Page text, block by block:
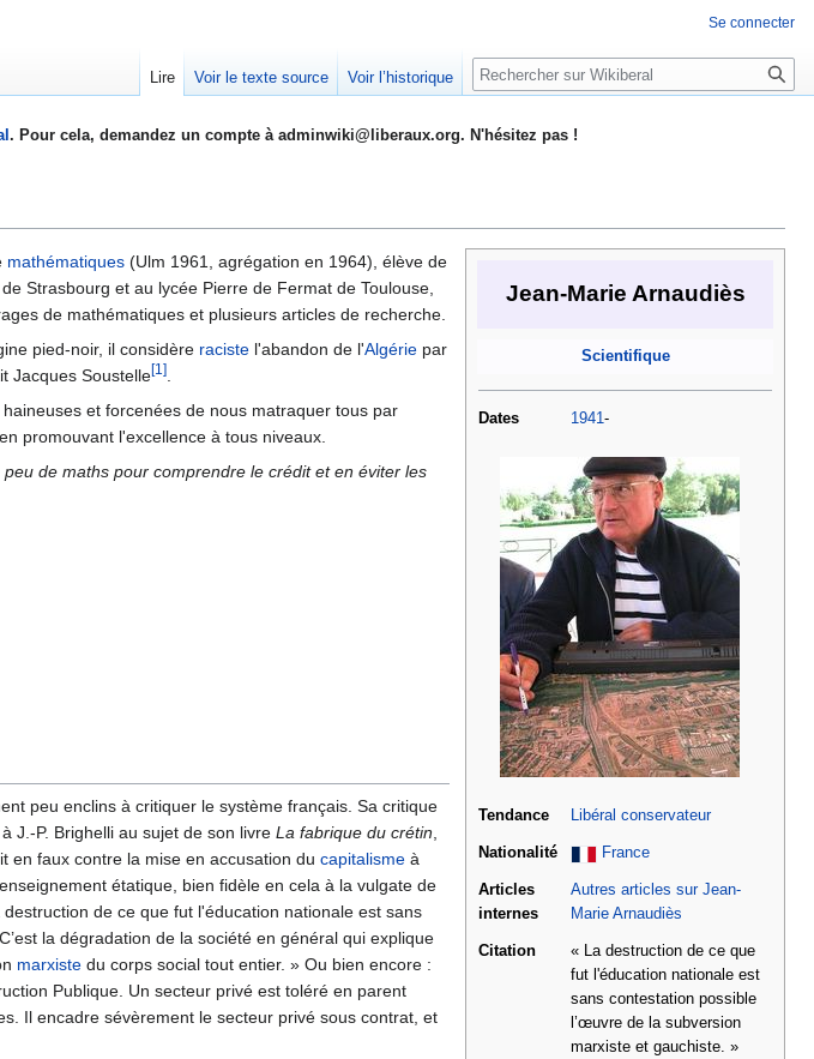
. Pour cela, demandez un compte à adminwiki@liberaux.org. N'hésitez pas !
Jean-Marie Arnaudiès
Scientifique
Dates 1941-
Tendance Libéral conservateur
Nationalité France
Articles
internes
Autres articles sur Jean-
Marie Arnaudiès
Citation
« La destruction de ce que
fut l'éducation nationale est
sans contestation possible
l’œuvre de la subversion
marxiste et gauchiste. »
mathématiques (Ulm 1961, agrégation en 1964), élève de
Strasbourg et au lycée Pierre de Fermat de Toulouse,
de mathématiques et plusieurs articles de recherche.
pied-noir, il considère raciste l'abandon de l'Algérie par
Jacques Soustelle[1].
et forcenées de nous matraquer tous par
promouvant l'excellence à tous niveaux.
de maths pour comprendre le crédit et en éviter les
peu enclins à critiquer le système français. Sa critique
J.-P. Brighelli au sujet de son livre La fabrique du crétin,
en faux contre la mise en accusation du capitalisme à
étatique, bien fidèle en cela à la vulgate de
de ce que fut l'éducation nationale est sans
la dégradation de la société en général qui explique
marxiste du corps social tout entier. » Ou bien encore :
Publique. Un secteur privé est toléré en parent
Il encadre sévèrement le secteur privé sous contrat, et
Se connecter
Lire Voir le texte source Voir l’historique Rechercher